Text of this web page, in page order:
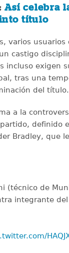
Así celebra
título
varios
castigo
incluso exigen
tras una
del título.
a la
definido
Bradley, que
(técnico de
integrante